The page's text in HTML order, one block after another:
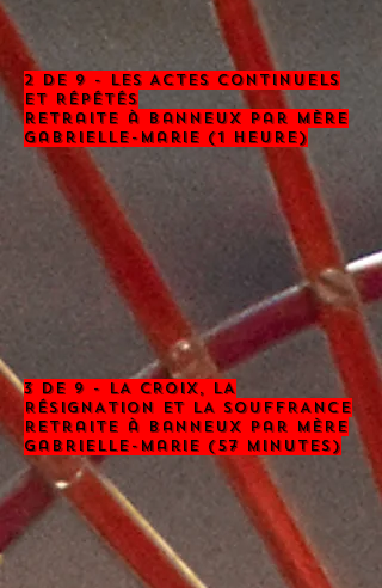
2 de 9 - LES ACTES CONTINUELS
ET RÉPÉTÉS
retraite à banneux par mère
gabrielle-marie (1 heure)
3 de 9 - LA CROIX, LA
RÉSIGNATION ET LA SOUFFRANCE
retraite à banneux par mère
gabrielle-marie (57 minutes)